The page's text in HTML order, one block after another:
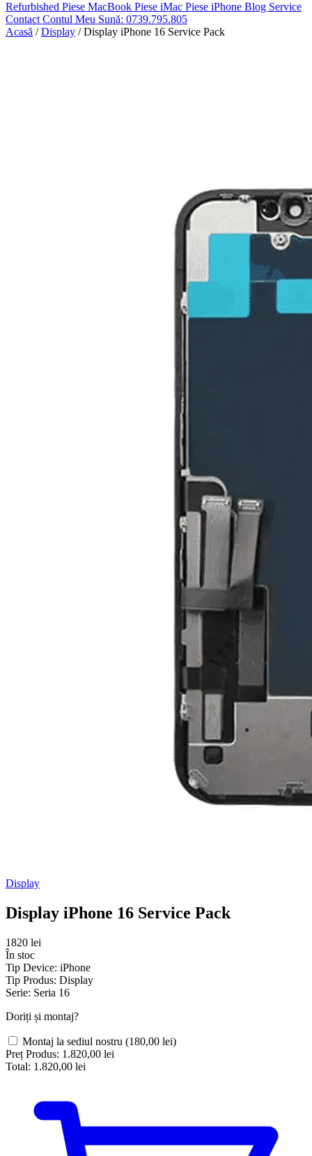
Refurbished Piese MacBook Piese iMac Piese iPhone Blog Service
Contact Contul Meu Sună: 0739.795.805
Acasă / Display / Display iPhone 16 Service Pack
Display
Display iPhone 16 Service Pack
1820 lei
În stoc
Tip Device: iPhone
Tip Produs: Display
Serie: Seria 16
Doriți și montaj?
Montaj la sediul nostru (180,00 lei)
Preț Produs: 1.820,00 lei
Total: 1.820,00 lei